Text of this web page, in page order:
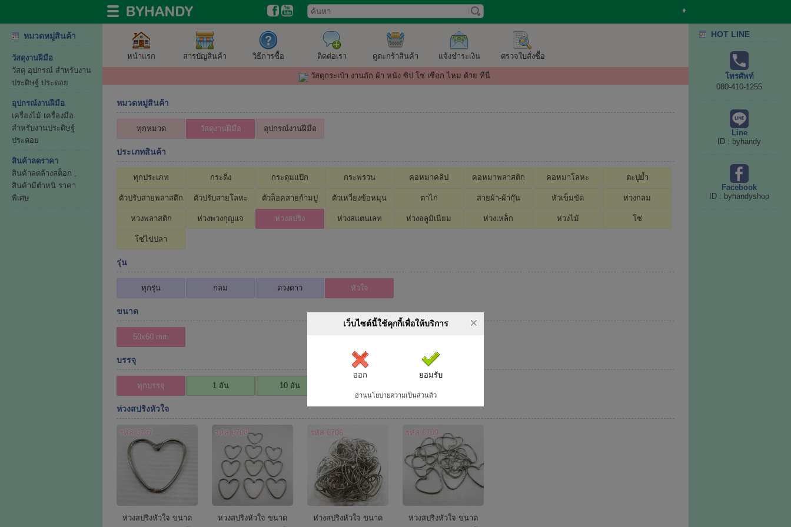
♦
หมวดหมู่สินค้า
วัสดุงานฝีมือ
วัสดุ อุปกรณ์ สำหรับงาน
ประดิษฐ์ ประดอย
อุปกรณ์งานฝีมือ
เครื่องไม้ เครื่องมือ
สำหรับงานประดิษฐ์
ประดอย
สินค้าลดราคา
สินค้าลดล้างสต็อก ,
สินค้ามีตำหนิ ราคา
พิเศษ
HOT LINE
โทรศัพท์
080-410-1255
Line
ID : byhandy
Facebook
ID : byhandyshop
หน้าแรก สารบัญสินค้า วิธีการซื้อ ติดต่อเรา ดูตะกร้าสินค้า แจ้งชำระเงิน ตรวจใบสั่งซื้อ
วัสดุกระเป๋า งานถัก ผ้า หนัง ซิป โซ่ เชือก ไหม ด้าย ที่นี่
หมวดหมู่สินค้า
ทุกหมวด วัสดุงานฝีมือ อุปกรณ์งานฝีมือ
ประเภทสินค้า
ทุกประเภท กระดิ่ง กระดุมแป๊ก กระพรวน คอหมาคลิป คอหมาพลาสติก คอหมาโลหะ ตะปูย้ำ
ตัวปรับสายพลาสติก ตัวปรับสายโลหะ ตัวล็อคสายก้ามปู ตัวเหวี่ยงข้อหมุน ตาไก่ สายผ้า-ผ้ากุ๊น หัวเข็มขัด ห่วงกลม
ห่วงพลาสติก ห่วงพวงกุญแจ ห่วงสปริง ห่วงสแตนเลท ห่วงอลูมิเนียม ห่วงเหล็ก ห่วงไม้ โซ่
โซ่ไข่ปลา
รุ่น
ทุกรุ่น กลม ดวงดาว หัวใจ
ขนาด
50x60 mm
บรรจุ
ทุกบรรจุ 1 อัน 10 อัน
ห่วงสปริงหัวใจ
รหัส 6707
ห่วงสปริงหัวใจ ขนาด
รหัส 6708
ห่วงสปริงหัวใจ ขนาด
รหัส 6706
ห่วงสปริงหัวใจ ขนาด
รหัส 6709
ห่วงสปริงหัวใจ ขนาด
เว็บไซต์นี้ใช้คุกกี้เพื่อให้บริการ
ออก ยอมรับ
อ่านนโยบายความเป็นส่วนตัว